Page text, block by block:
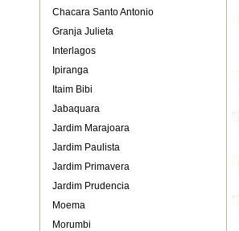
Chacara Santo Antonio
Granja Julieta
Interlagos
Ipiranga
Itaim Bibi
Jabaquara
Jardim Marajoara
Jardim Paulista
Jardim Primavera
Jardim Prudencia
Moema
Morumbi